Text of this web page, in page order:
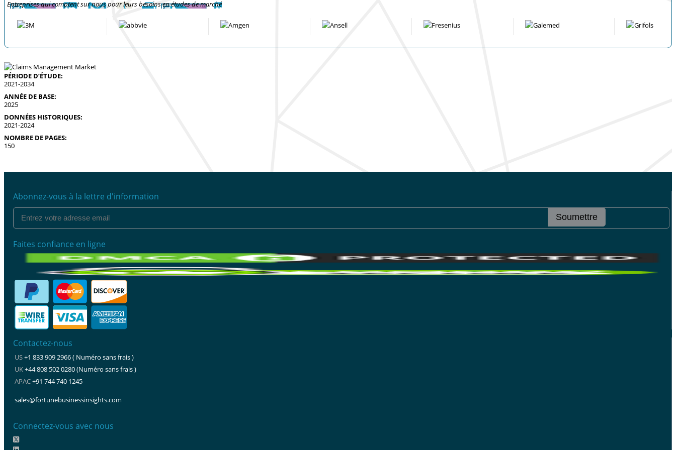
Entreprises qui comptent sur nous pour leurs besoins en études de marché
PÉRIODE D’ÉTUDE:
2021-2034
ANNÉE DE BASE:
2025
DONNÉES HISTORIQUES:
2021-2024
NOMBRE DE PAGES:
150
Abonnez-vous à la lettre d'information
Soumettre
Faites confiance en ligne
Contactez-nous
US+1 833 909 2966 ( Numéro sans frais )
UK+44 808 502 0280 (Numéro sans frais )
APAC+91 744 740 1245
sales@fortunebusinessinsights.com
Connectez-vous avec nous